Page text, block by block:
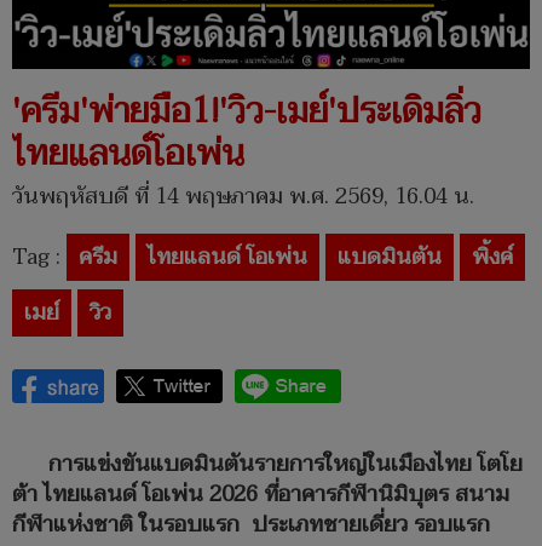
'ครีม'พ่ายมือ1!'วิว-เมย์'ประเดิมลิ่ว
ไทยแลนด์โอเพ่น
วันพฤหัสบดี ที่ 14 พฤษภาคม พ.ศ. 2569, 16.04 น.
Tag : ครีม ไทยแลนด์ โอเพ่น แบดมินตัน
พิ้งค์
เมย์
วิว
การแข่งขันแบดมินตันรายการใหญ่ในเมืองไทย โตโย
ต้า ไทยแลนด์ โอเพ่น 2026 ที่อาคารกีฬานิมิบุตร สนาม
กีฬาแห่งชาติ ในรอบแรก ประเภทชายเดี่ยว รอบแรก